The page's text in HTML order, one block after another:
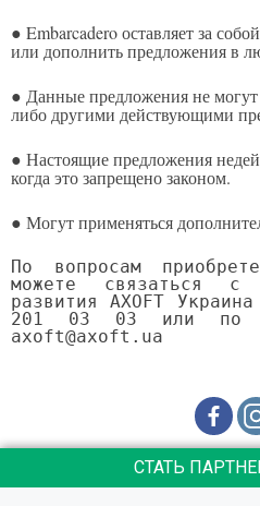
● Embarcadero оставляет за
или дополнить предложения в
● Данные предложения не
либо другими действующими
● Настоящие предложения
когда это запрещено законом.
● Могут применяться
По вопросам
можете связаться
развития AXOFT
201 03 03 или по
axoft@axoft.ua
СТАТЬ